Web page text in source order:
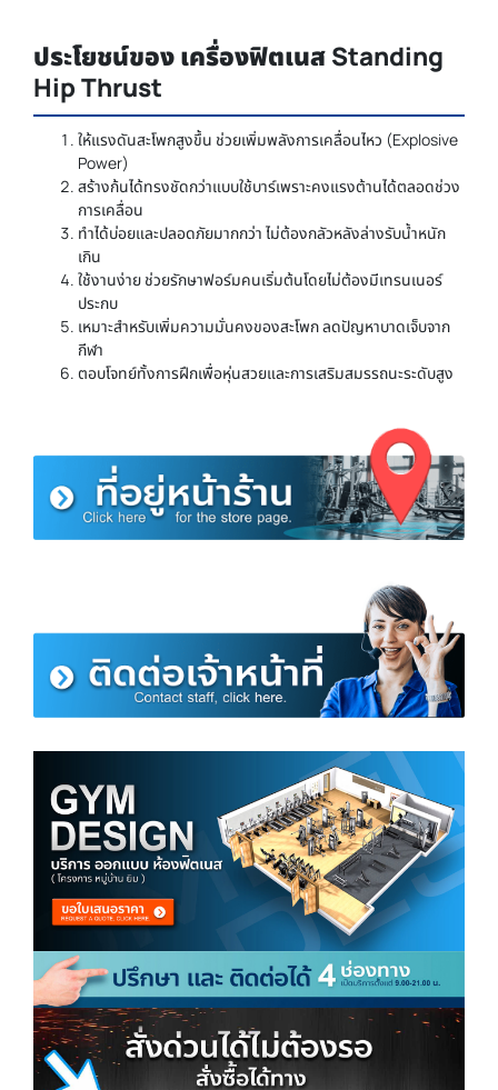
ประโยชน์ของ เครื่องฟิตเนส Standing
Hip Thrust
ให้แรงดันสะโพกสูงขึ้น ช่วยเพิ่มพลังการเคลื่อนไหว (Explosive
Power)
สร้างก้นได้ทรงชัดกว่าแบบใช้บาร์เพราะคงแรงต้านได้ตลอดช่วง
การเคลื่อน
ทำได้บ่อยและปลอดภัยมากกว่า ไม่ต้องกลัวหลังล่างรับน้ำหนัก
เกิน
ใช้งานง่าย ช่วยรักษาฟอร์มคนเริ่มต้นโดยไม่ต้องมีเทรนเนอร์
ประกบ
เหมาะสำหรับเพิ่มความมั่นคงของสะโพก ลดปัญหาบาดเจ็บจาก
กีฬา
ตอบโจทย์ทั้งการฝึกเพื่อหุ่นสวยและการเสริมสมรรถนะระดับสูง